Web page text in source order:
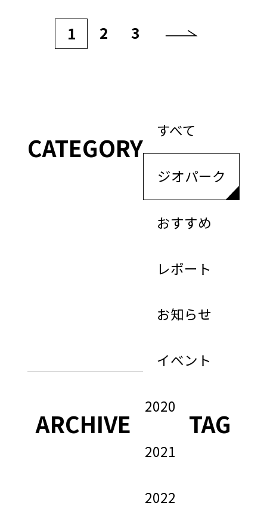
1 2 3
CATEGORY
すべて
ジオパーク
おすすめ
レポート
お知らせ
イベント
ARCHIVE
2020
2021
2022
TAG